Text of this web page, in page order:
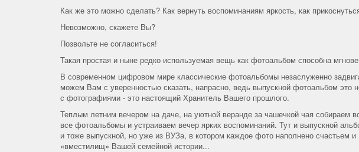
Как же это можно сделать? Как вернуть воспоминаниям яркость, как
Невозможно, скажете Вы?
Позвольте не согласиться!
Такая простая и ныне редко используемая вещь как фотоальбом способна
В современном цифровом мире классические фотоальбомы незаслуженно
можем Вам с уверенностью сказать, напрасно, ведь выпускной фотоальбом это
с фотографиями - это настоящий Хранитель Вашего прошлого.
Теплым летним вечером на даче, на уютной веранде за чашечкой чая
все фотоальбомы и устраиваем вечер ярких воспоминаний. Тут и выпускной
и тоже выпускной, но уже из ВУЗа, в котором каждое фото наполнено счастьем
«вместилищ» Вашей семейной истории...